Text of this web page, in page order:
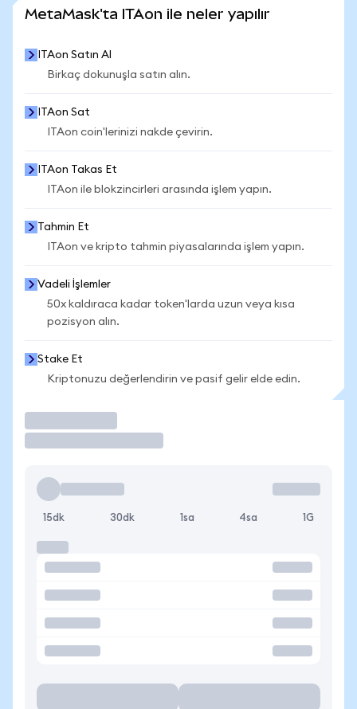
MetaMask'ta ITAon ile neler yapılır
ITAon Satın Al
Birkaç dokunuşla satın alın.
ITAon Sat
ITAon coin'lerinizi nakde çevirin.
ITAon Takas Et
ITAon ile blokzincirleri arasında işlem yapın.
Tahmin Et
ITAon ve kripto tahmin piyasalarında işlem yapın.
Vadeli İşlemler
50x kaldıraca kadar token'larda uzun veya kısa
pozisyon alın.
Stake Et
Kriptonuzu değerlendirin ve pasif gelir elde edin.
15dk 30dk 1sa 4sa 1G